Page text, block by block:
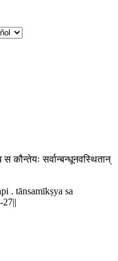
कौन्तेयः सर्वान्बन्धूनवस्थितान्
. tānsamīkṣya sa
27||